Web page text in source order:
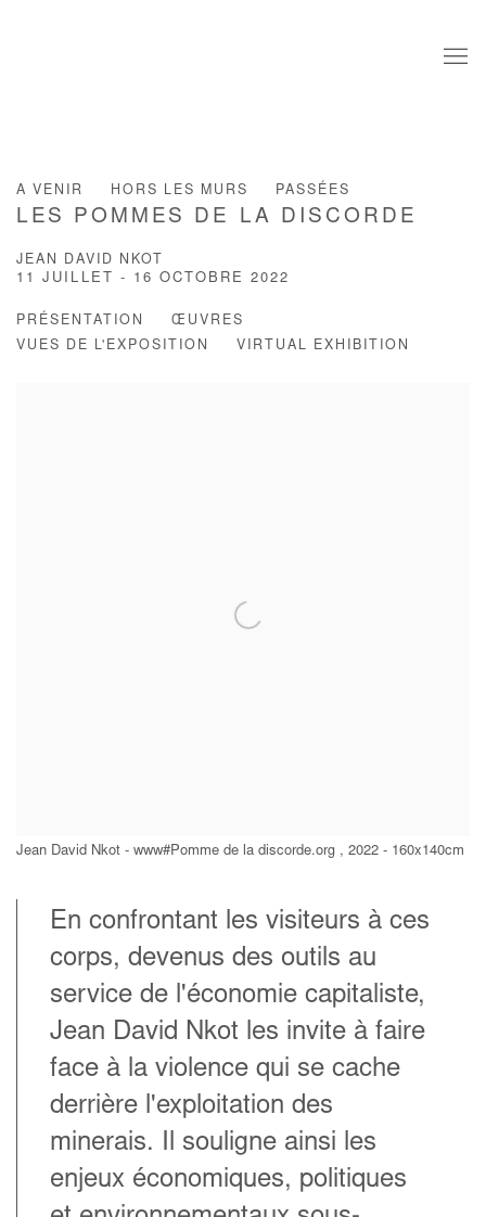
A VENIR HORS LES MURS PASSÉES
LES POMMES DE LA DISCORDE
JEAN DAVID NKOT
11 JUILLET - 16 OCTOBRE 2022
PRÉSENTATION
ŒUVRES
VUES DE L'EXPOSITION
VIRTUAL EXHIBITION
Jean David Nkot - www#Pomme de la discorde.org , 2022 - 160x140cm
En confrontant les visiteurs à ces
corps, devenus des outils au
service de l'économie capitaliste,
Jean David Nkot les invite à faire
face à la violence qui se cache
derrière l'exploitation des
minerais. Il souligne ainsi les
enjeux économiques, politiques